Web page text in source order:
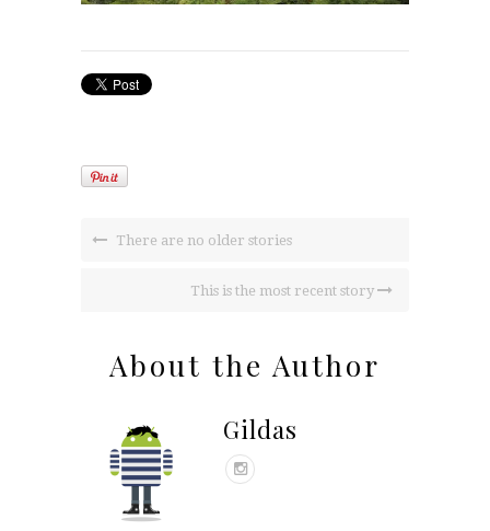
There are no older stories
This is the most recent story
About the Author
Gildas